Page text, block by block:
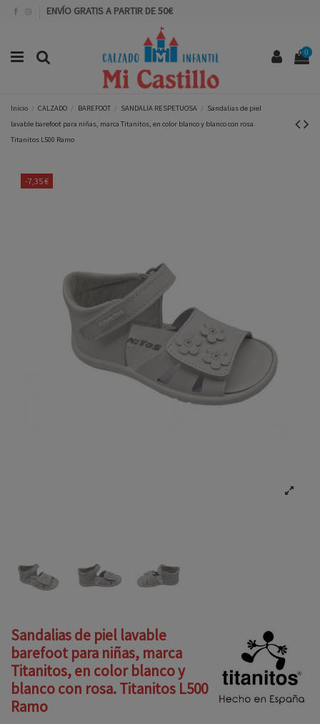
ENVÍO GRATIS A PARTIR DE 50€
0
Inicio CALZADO BAREFOOT SANDALIA RESPETUOSA
Sandalias de piel
lavable barefoot para niñas, marca Titanitos, en color blanco y blanco con rosa.
Titanitos L500 Ramo
-7,35 €
Sandalias de piel lavable
barefoot para niñas, marca
Titanitos, en color blanco y
blanco con rosa. Titanitos L500
Ramo